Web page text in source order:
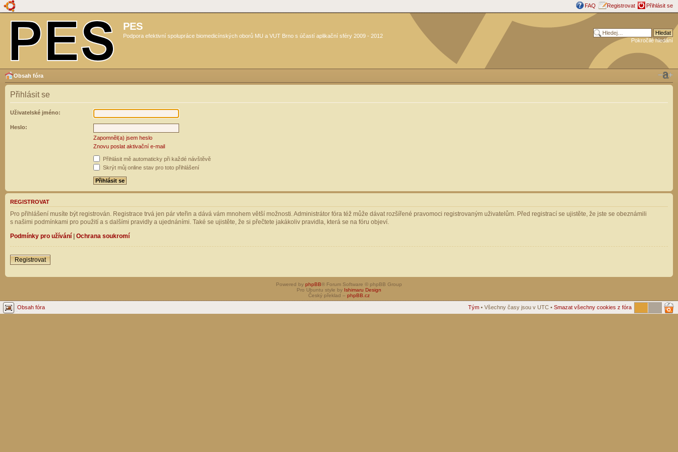
FAQ Registrovat Přihlásit se
PES
Podpora efektivní spolupráce biomedicínských oborů MU a VUT Brno s účastí aplikační sféry 2009 - 2012
Pokročilé hledání
Obsah fóra
Přihlásit se
Uživatelské jméno:
Heslo:
Zapomněl(a) jsem heslo
Znovu poslat aktivační e-mail
Přihlásit mě automaticky při každé návštěvě
Skrýt můj online stav pro toto přihlášení
REGISTROVAT
Pro přihlášení musíte být registrován. Registrace trvá jen pár vteřin a dává vám mnohem větší možnosti. Administrátor fóra též může dávat rozšířené pravomoci registrovaným uživatelům. Před registrací se ujistěte, že jste se obeznámili
s našimi podmínkami pro použití a s dalšími pravidly a ujednáními. Také se ujistěte, že si přečtete jakákoliv pravidla, která se na fóru objeví.
Podmínky pro užívání | Ochrana soukromí
Registrovat
Powered by phpBB® Forum Software © phpBB Group
Pro Ubuntu style by Ishimaru Design
Český překlad – phpBB.cz
Obsah fóra Tým • Všechny časy jsou v UTC • Smazat všechny cookies z fóra